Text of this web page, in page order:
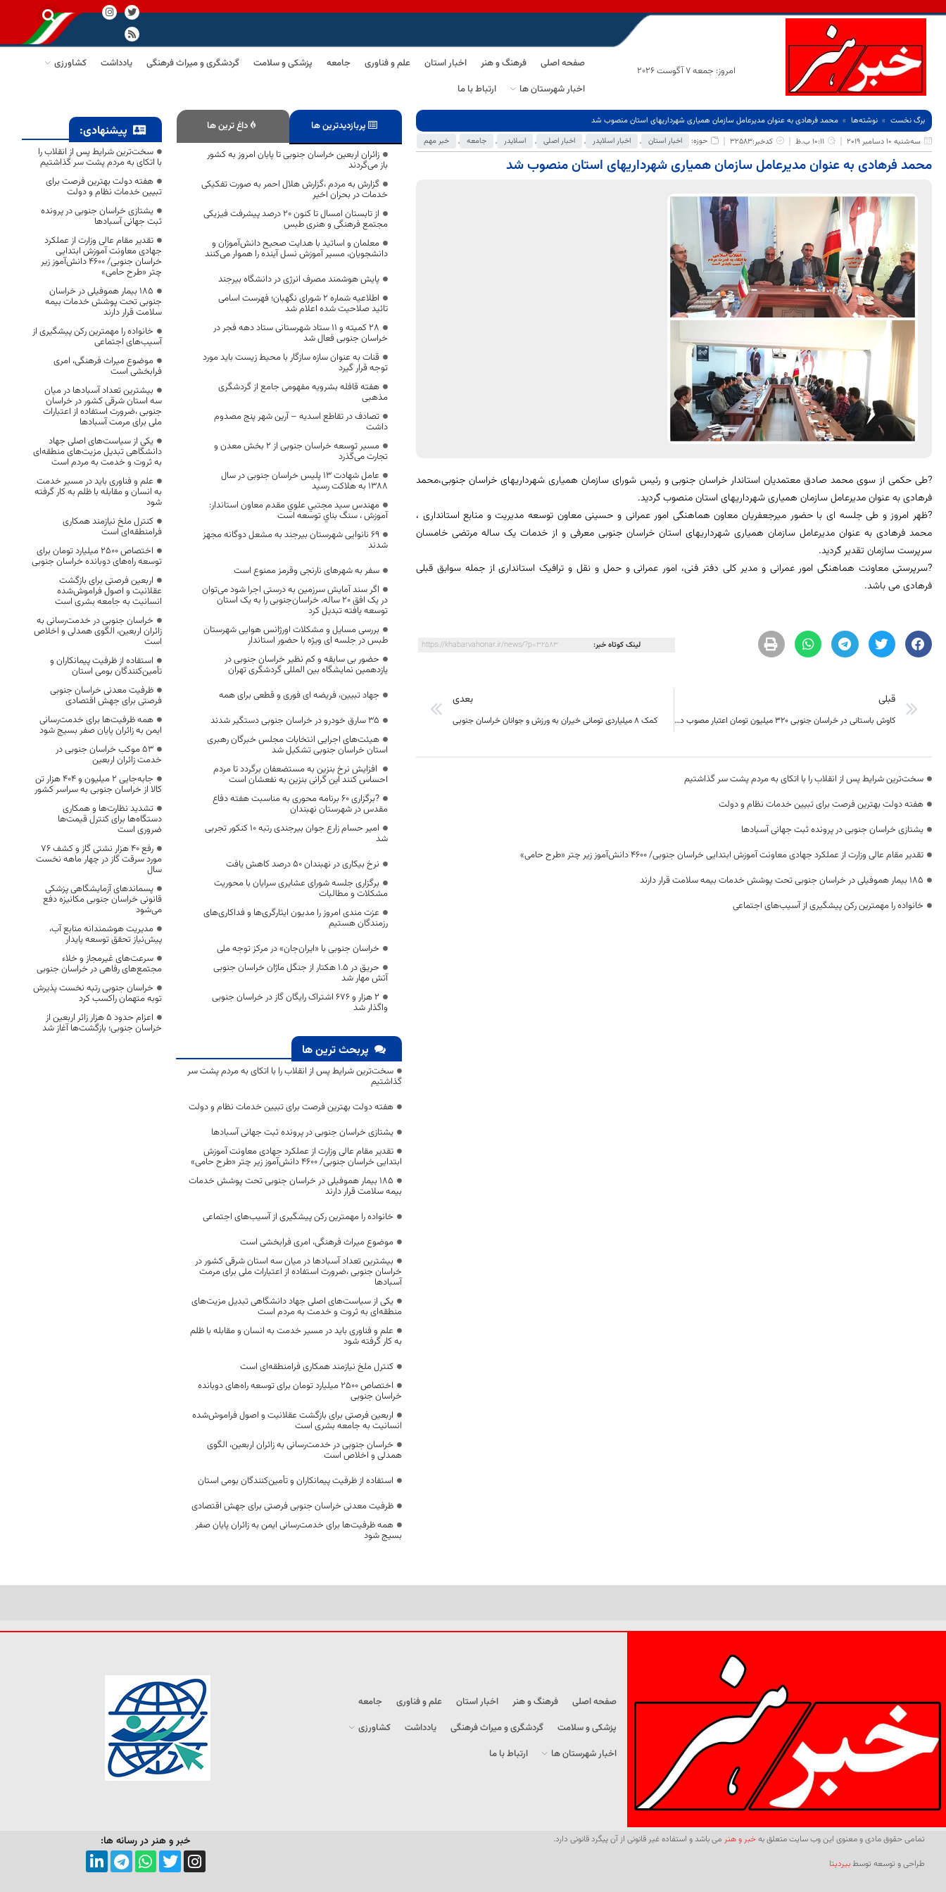
امروز: جمعه 7 آگوست 2026
صفحه اصلی فرهنگ و هنر اخبار استان علم و فناوری جامعه پزشکی و سلامت گردشگری و میراث فرهنگی یادداشت
کشاورزی
اخبار شهرستان ها
ارتباط با ما
برگ نخست نوشته‌ها
محمد فرهادی به عنوان مدیرعامل سازمان همیاری شهرداریهای استان منصوب شد
سه‌شنبه 10 دسامبر 2019
10:11 ب.ظ کدخبر:32583 حوزه: اخبار استان , اخبار اسلایدر , اخبار اصلی , اسلایدر , جامعه , خبر مهم
محمد فرهادی به عنوان مدیرعامل سازمان همیاری شهرداریهای استان منصوب شد
?طی حکمی از سوی محمد صادق معتمدیان استاندار خراسان جنوبی و رئیس شورای سازمان همیاری شهرداریهای خراسان جنوبی،محمد
فرهادی به عنوان مدیرعامل سازمان همیاری شهرداریهای استان منصوب گردید.
?ظهر امروز و طی جلسه ای با حضور میرجعفریان معاون هماهنگی امور عمرانی و حسینی معاون توسعه مدیریت و منابع استانداری ،
محمد فرهادی به عنوان مدیرعامل سازمان همیاری شهرداریهای استان خراسان جنوبی معرفی و از خدمات یک ساله مرتضی خامسان
سرپرست سازمان تقدیر گردید.
?سرپرستی معاونت هماهنگی امور عمرانی و مدیر کلی دفتر فنی، امور عمرانی و حمل و نقل و ترافیک استانداری از جمله سوابق قبلی
فرهادی می باشد.
لینک کوتاه خبر: https://khabarvahonar.ir/news/?p=32583
قبلی
کاوش باستانی در خراسان جنوبی ۳۲۰ میلیون تومان اعتبار مصوب دارد
بعدی
کمک 8 میلیاردی تومانی خیران به ورزش و جوانان خراسان جنوبی
سخت‌ترین شرایط پس از انقلاب را با اتکای به مردم پشت سر گذاشتیم
هفته دولت بهترین فرصت برای تبیین خدمات نظام و دولت
یشتازی خراسان جنوبی در پرونده ثبت جهانی آسبادها
تقدیر مقام عالی وزارت از عملکرد جهادی معاونت آموزش ابتدایی خراسان جنوبی/ ۴۶۰۰ دانش‌آموز زیر چتر «طرح حامی»
۱۸۵ بیمار هموفیلی در خراسان جنوبی تحت پوشش خدمات بیمه سلامت قرار دارند
خانواده را مهمترین رکن پیشگیری از آسیب‌های اجتماعی
پربازدیدترین ها داغ ترین ها
زائران اربعین خراسان جنوبی تا پایان امروز به کشور
باز می‌گردند
گزارش به مردم ،گزارش هلال احمر به صورت تفکیکی
خدمات در بحران اخیر
از تابستان امسال تا کنون ۲۰ درصد پیشرفت فیزیکی
مجتمع فرهنگی و هنری طبس
معلمان و اساتید با هدایت صحیح دانش‌آموزان و
دانشجویان، مسیر آموزش نسل آینده را هموار می‌کنند
پایش هوشمند مصرف انرژی در دانشگاه بیرجند
اطلاعیه شماره ۲ شورای نگهبان؛ فهرست اسامی
تائید صلاحیت شده اعلام شد
۲۸ کمیته و ۱۱ ستاد شهرستانی ستاد دهه فجر در
خراسان جنوبی فعال شد
قنات به عنوان سازه سازگار با محیط زیست باید مورد
توجه قرار گیرد
هفته قافله بشرویه مفهومی جامع از گردشگری
مذهبی
تصادف در تقاطع اسدیه – آرین شهر پنج مصدوم
داشت
مسیر توسعه خراسان جنوبی از ۲ بخش معدن و
تجارت می‌گذرد
عامل شهادت ۱۳ پلیس خراسان جنوبی در سال
1388 به هلاکت رسید
مهندس سيد مجتبي علوي مقدم معاون استاندار:
آموزش ، سنگ بناي توسعه است
۶۹ نانوایی شهرستان بیرجند به مشعل دوگانه مجهز
شدند
سفر به شهرهای نارنجی وقرمز ممنوع است
اگر سند آمایش سرزمین به درستی اجرا شود می‌توان
در یک افق ۲۰ ساله، خراسان‌جنوبی را به یک استان
توسعه یافته تبدیل کرد
بررسی مسایل و مشکلات اورژانس هوایی شهرستان
طبس در جلسه ای ویژه با حضور استاندار
حضور بی سابقه و کم نظیر خراسان جنوبی در
یازدهمین نمایشگاه بین المللی گردشگری تهران
جهاد تبیین، فریضه ای فوری و قطعی برای همه
۳۵ سارق خودرو در خراسان جنوبی دستگیر شدند
هیئت‌های اجرایی انتخابات مجلس خبرگان رهبری
استان خراسان جنوبی تشکیل شد
افزایش نرخ بنزین به مستضعفان برگردد تا مردم
احساس کنند این گرانی بنزین به نفعشان است
?برگزاری ۶۰ برنامه محوری به مناسبت هفته دفاع
مقدس در شهرستان نهبندان
امیر حسام زارع جوان بیرجندی رتبه ۱۰ کنکور تجربی
شد
نرخ بیکاری در نهبندان ۵۰ درصد کاهش یافت
برگزاری جلسه شورای عشایری سرایان با محوریت
مشکلات و مطالبات
عزت مندی امروز را مدیون ایثارگری‌ها و فداکاری‌های
رزمندگان هستیم
خراسان جنوبی با «ایران‌جان» در مرکز توجه ملی
حریق در ۱.۵ هکتار از جنگل ماژان خراسان جنوبی
آتش مهار شد
۲ هزار و ۶۷۶ اشتراک رایگان گاز در خراسان جنوبی
واگذار شد
پربحث ترین ها
سخت‌ترین شرایط پس از انقلاب را با اتکای به مردم پشت سر
گذاشتیم
هفته دولت بهترین فرصت برای تبیین خدمات نظام و دولت
یشتازی خراسان جنوبی در پرونده ثبت جهانی آسبادها
تقدیر مقام عالی وزارت از عملکرد جهادی معاونت آموزش
ابتدایی خراسان جنوبی/ ۴۶۰۰ دانش‌آموز زیر چتر «طرح حامی»
۱۸۵ بیمار هموفیلی در خراسان جنوبی تحت پوشش خدمات
بیمه سلامت قرار دارند
خانواده را مهمترین رکن پیشگیری از آسیب‌های اجتماعی
موضوع میراث فرهنگی، امری فرابخشی است
بیشترین تعداد آسبادها در میان سه استان شرقی کشور در
خراسان جنوبی ،ضرورت استفاده از اعتبارات ملی برای مرمت
آسبادها
یکی از سیاست‌های اصلی جهاد دانشگاهی تبدیل مزیت‌های
منطقه‌ای به ثروت و خدمت به مردم است
علم و فناوری باید در مسیر خدمت به انسان و مقابله با ظلم
به کار گرفته شود
کنترل ملخ نیازمند همکاری فرامنطقه‌ای است
اختصاص 2500 میلیارد تومان برای توسعه راه‌های دوبانده
خراسان جنوبی
اربعین فرصتی برای بازگشت عقلانیت و اصول فراموش‌شده
انسانیت به جامعه بشری است
خراسان جنوبی در خدمت‌رسانی به زائران اربعین، الگوی
همدلی و اخلاص است
استفاده از ظرفیت پیمانکاران و تأمین‌کنندگان بومی استان
ظرفیت معدنی خراسان جنوبی فرصتی برای جهش اقتصادی
همه ظرفیت‌ها برای خدمت‌رسانی ایمن به زائران پایان صفر
بسیج شود
پیشنهادی:
سخت‌ترین شرایط پس از انقلاب را
با اتکای به مردم پشت سر گذاشتیم
هفته دولت بهترین فرصت برای
تبیین خدمات نظام و دولت
یشتازی خراسان جنوبی در پرونده
ثبت جهانی آسبادها
تقدیر مقام عالی وزارت از عملکرد
جهادی معاونت آموزش ابتدایی
خراسان جنوبی/ ۴۶۰۰ دانش‌آموز زیر
چتر «طرح حامی»
۱۸۵ بیمار هموفیلی در خراسان
جنوبی تحت پوشش خدمات بیمه
سلامت قرار دارند
خانواده را مهمترین رکن پیشگیری از
آسیب‌های اجتماعی
موضوع میراث فرهنگی، امری
فرابخشی است
بیشترین تعداد آسبادها در میان
سه استان شرقی کشور در خراسان
جنوبی ،ضرورت استفاده از اعتبارات
ملی برای مرمت آسبادها
یکی از سیاست‌های اصلی جهاد
دانشگاهی تبدیل مزیت‌های منطقه‌ای
به ثروت و خدمت به مردم است
علم و فناوری باید در مسیر خدمت
به انسان و مقابله با ظلم به کار گرفته
شود
کنترل ملخ نیازمند همکاری
فرامنطقه‌ای است
اختصاص 2500 میلیارد تومان برای
توسعه راه‌های دوبانده خراسان جنوبی
اربعین فرصتی برای بازگشت
عقلانیت و اصول فراموش‌شده
انسانیت به جامعه بشری است
خراسان جنوبی در خدمت‌رسانی به
زائران اربعین، الگوی همدلی و اخلاص
است
استفاده از ظرفیت پیمانکاران و
تأمین‌کنندگان بومی استان
ظرفیت معدنی خراسان جنوبی
فرصتی برای جهش اقتصادی
همه ظرفیت‌ها برای خدمت‌رسانی
ایمن به زائران پایان صفر بسیج شود
53 موکب خراسان جنوبی در
خدمت زائران اربعین
جابه‌جایی 2 میلیون و 404 هزار تن
کالا از خراسان جنوبی به سراسر کشور
تشدید نظارت‌ها و همکاری
دستگاه‌ها برای کنترل قیمت‌ها
ضروری است
رفع 40 هزار نشتی گاز و کشف 76
مورد سرقت گاز در چهار ماهه نخست
سال
پسماندهای آزمایشگاهی پزشکی
قانونی خراسان جنوبی مکانیزه دفع
می‌شود
مدیریت هوشمندانه منابع آب،
پیش‌نیاز تحقق توسعه پایدار
سرعت‌های غیرمجاز و خلاء
مجتمع‌های رفاهی در خراسان جنوبی
خراسان جنوبی رتبه نخست پذیرش
توبه متهمان راکسب کرد
اعزام حدود 5 هزار زائر اربعین از
خراسان جنوبی؛ بازگشت‌ها آغاز شد
صفحه اصلی فرهنگ و هنر اخبار استان علم و فناوری
جامعه
پزشکی و سلامت
گردشگری و میراث فرهنگی یادداشت
کشاورزی
اخبار شهرستان ها
ارتباط با ما
تمامی حقوق مادی و معنوی این وب سایت متعلق بهخبر و هنر می باشد و استفاده غیر قانونی از آن پیگرد قانونی دارد.
طراحی و توسعه توسطبیردیتا
خبر و هنر در رسانه ها: